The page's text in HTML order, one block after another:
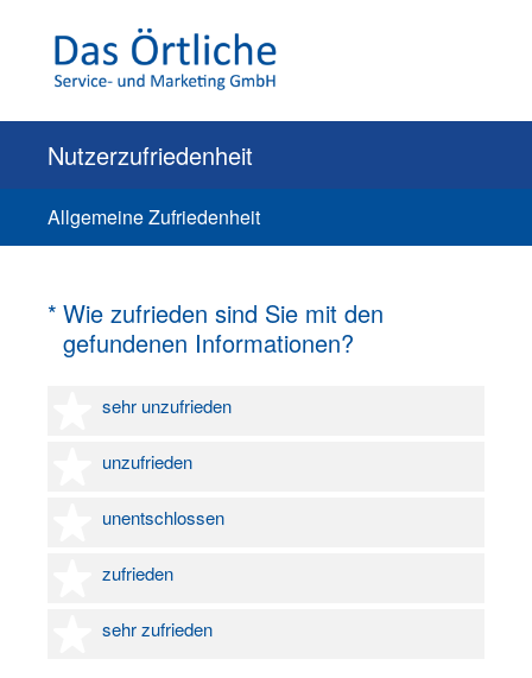
Nutzerzufriedenheit
Allgemeine Zufriedenheit
* Wie zufrieden sind Sie mit den
gefundenen Informationen?
(Erforderlich.)
sehr unzufrieden
1 Stern
unzufrieden
2 Sterne
unentschlossen
3 Sterne
zufrieden
4 Sterne
sehr zufrieden
5 Sterne